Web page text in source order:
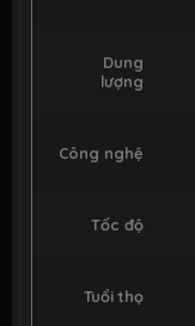
Dung
lượng
Công nghệ
Tốc độ
Tuổi thọ